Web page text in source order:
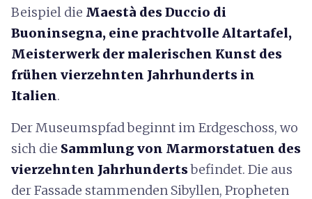
Beispiel die Maestà des Duccio di
Buoninsegna, eine prachtvolle Altartafel,
Meisterwerk der malerischen Kunst des
frühen vierzehnten Jahrhunderts in
Italien.
Der Museumspfad beginnt im Erdgeschoss, wo
sich die Sammlung von Marmorstatuen des
vierzehnten Jahrhundertsbefindet. Die aus
der Fassade stammenden Sibyllen, Propheten